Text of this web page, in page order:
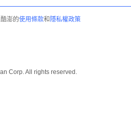
澎的使用條款和 隱私權政策
Corp. All rights reserved.